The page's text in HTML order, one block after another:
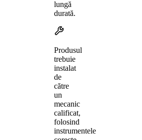
lungă
durată.
Produsul
trebuie
instalat
de
către
un
mecanic
calificat,
folosind
instrumentele